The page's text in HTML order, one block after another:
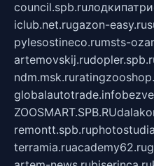
council.spb.ru
iclub.net.rugazon-easy.ru
pylesostineco.rumsts-
artemovskij.ru
ndm.msk.ru
globalautotrade.info
ZOOSMART.SPB.RU
remontt.spb.ru
terramia.ruacademy62.ru